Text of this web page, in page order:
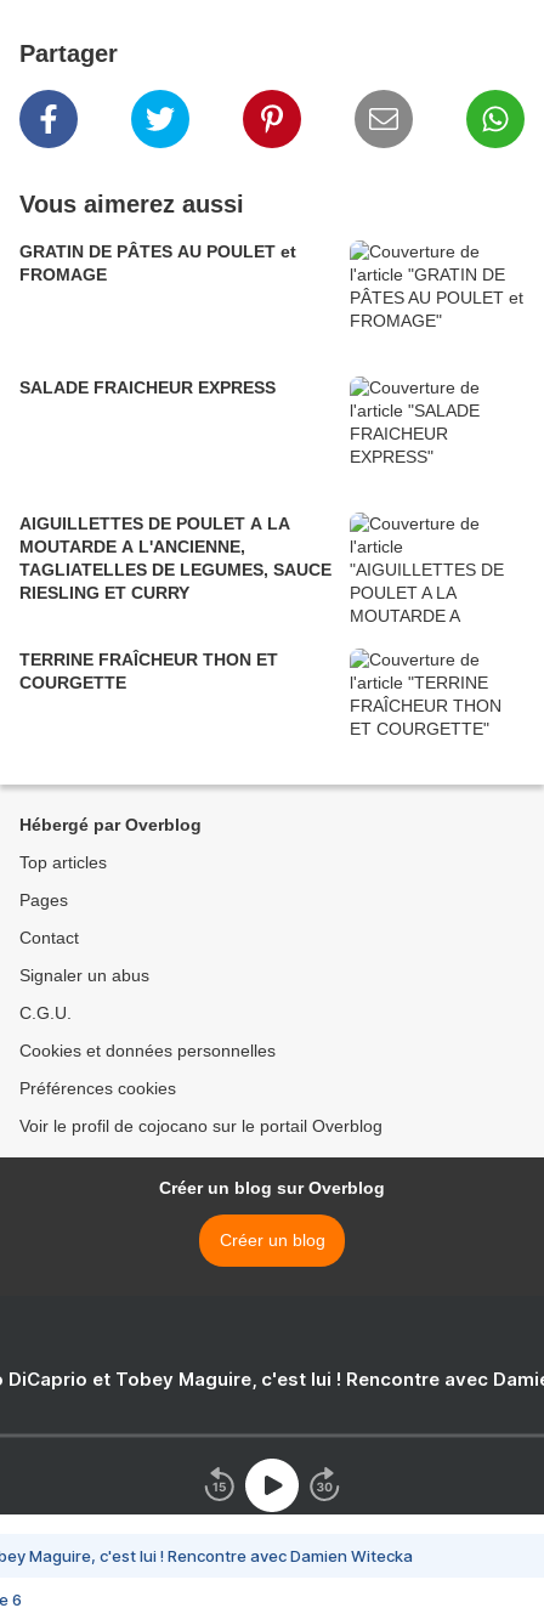
Partager
Vous aimerez aussi
GRATIN DE PÂTES AU POULET et
FROMAGE
SALADE FRAICHEUR EXPRESS
AIGUILLETTES DE POULET A LA
MOUTARDE A L'ANCIENNE,
TAGLIATELLES DE LEGUMES, SAUCE
RIESLING ET CURRY
TERRINE FRAÎCHEUR THON ET
COURGETTE
Hébergé par Overblog
Top articles
Pages
Contact
Signaler un abus
C.G.U.
Cookies et données personnelles
Préférences cookies
Voir le profil de cojocano sur le portail Overblog
Créer un blog sur Overblog
Créer un blog
DiCaprio et Tobey Maguire, c'est lui ! Rencontre avec
Maguire, c'est lui ! Rencontre avec Damien Witecka
6